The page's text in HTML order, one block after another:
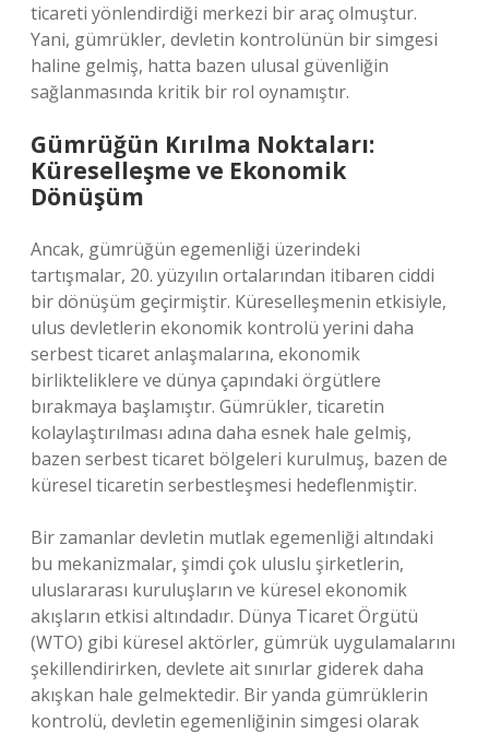
ticareti yönlendirdiği merkezi bir araç olmuştur.
Yani, gümrükler, devletin kontrolünün bir simgesi
haline gelmiş, hatta bazen ulusal güvenliğin
sağlanmasında kritik bir rol oynamıştır.
Gümrüğün Kırılma Noktaları:
Küreselleşme ve Ekonomik
Dönüşüm
Ancak, gümrüğün egemenliği üzerindeki
tartışmalar, 20. yüzyılın ortalarından itibaren ciddi
bir dönüşüm geçirmiştir. Küreselleşmenin etkisiyle,
ulus devletlerin ekonomik kontrolü yerini daha
serbest ticaret anlaşmalarına, ekonomik
birlikteliklere ve dünya çapındaki örgütlere
bırakmaya başlamıştır. Gümrükler, ticaretin
kolaylaştırılması adına daha esnek hale gelmiş,
bazen serbest ticaret bölgeleri kurulmuş, bazen de
küresel ticaretin serbestleşmesi hedeflenmiştir.
Bir zamanlar devletin mutlak egemenliği altındaki
bu mekanizmalar, şimdi çok uluslu şirketlerin,
uluslararası kuruluşların ve küresel ekonomik
akışların etkisi altındadır. Dünya Ticaret Örgütü
(WTO) gibi küresel aktörler, gümrük uygulamalarını
şekillendirirken, devlete ait sınırlar giderek daha
akışkan hale gelmektedir. Bir yanda gümrüklerin
kontrolü, devletin egemenliğinin simgesi olarak